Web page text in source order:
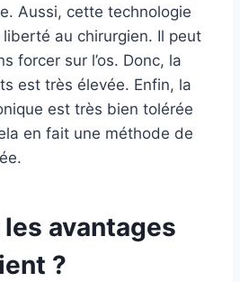
Aussi, cette technologie
au chirurgien. Il peut
forcer sur l’os. Donc, la
est très élevée. Enfin, la
est très bien tolérée
en fait une méthode de
avantages
?